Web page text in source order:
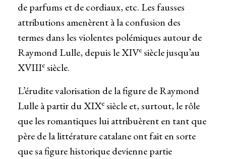
de parfums et de cordiaux, etc. Les fausses
attributions amenèrent à la confusion des
termes dans les violentes polémiques autour de
Raymond Lulle, depuis le XIVe siècle jusqu’au
XVIIIe siècle.
L’érudite valorisation de la figure de Raymond
Lulle à partir du XIXe siècle et, surtout, le rôle
que les romantiques lui attribuèrent en tant que
père de la littérature catalane ont fait en sorte
que sa figure historique devienne partie